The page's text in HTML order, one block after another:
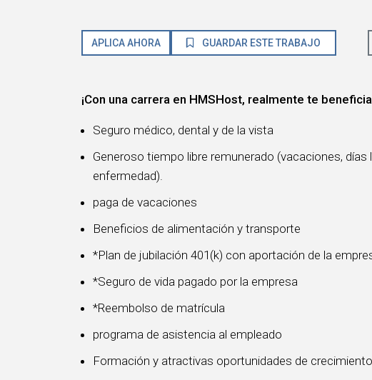
APLICA AHORA GUARDAR ESTE TRABAJO
¡Con una carrera en HMSHost, realmente te
Seguro médico, dental y de la vista
Generoso tiempo libre remunerado (vacaciones, días
enfermedad).
paga de vacaciones
Beneficios de alimentación y transporte
*Plan de jubilación 401(k) con aportación de la
*Seguro de vida pagado por la empresa
*Reembolso de matrícula
programa de asistencia al empleado
Formación y atractivas oportunidades de